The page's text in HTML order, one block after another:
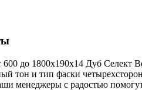
до 1800х190х14 Дуб Селект
тон и тип фаски
менеджеры с радостью